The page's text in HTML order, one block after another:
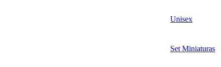
Unisex
Set Miniaturas